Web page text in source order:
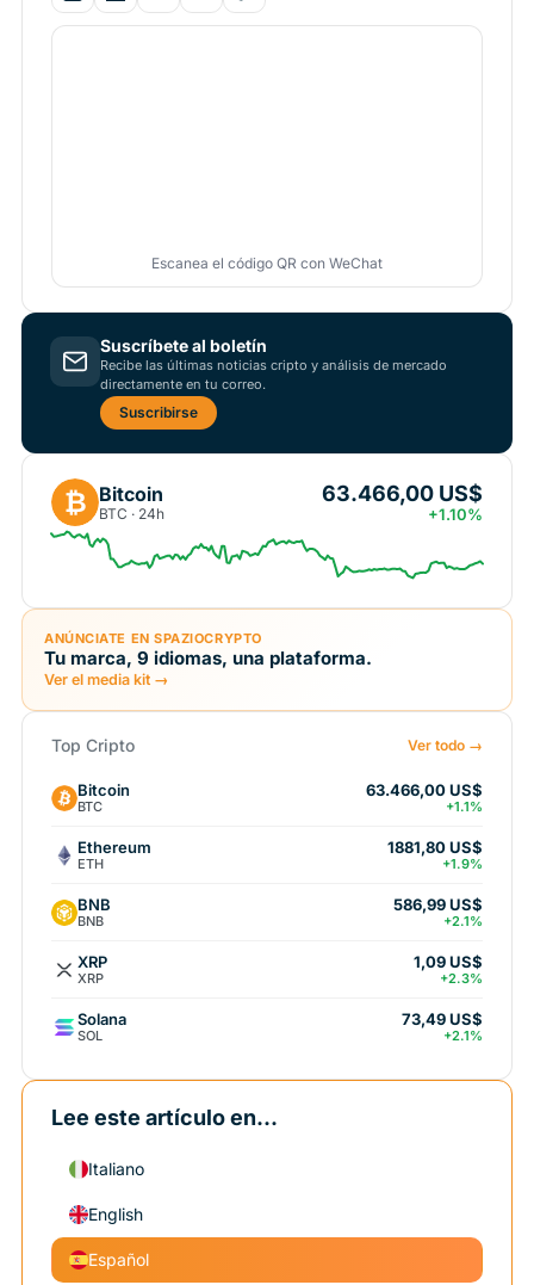
Escanea el código QR con WeChat
Suscríbete al boletín
Recibe las últimas noticias cripto y análisis de mercado
directamente en tu correo.
Suscribirse
₿ Bitcoin
BTC · 24h
63.466,00 US$
+1.10%
ANÚNCIATE EN SPAZIOCRYPTO
Tu marca, 9 idiomas, una plataforma.
Ver el media kit →
Top Cripto Ver todo →
Bitcoin
BTC
63.466,00 US$
+1.1%
Ethereum
ETH
1881,80 US$
+1.9%
BNB
BNB
586,99 US$
+2.1%
XRP
XRP
1,09 US$
+2.3%
Solana
SOL
73,49 US$
+2.1%
Lee este artículo en...
Italiano
English
Español